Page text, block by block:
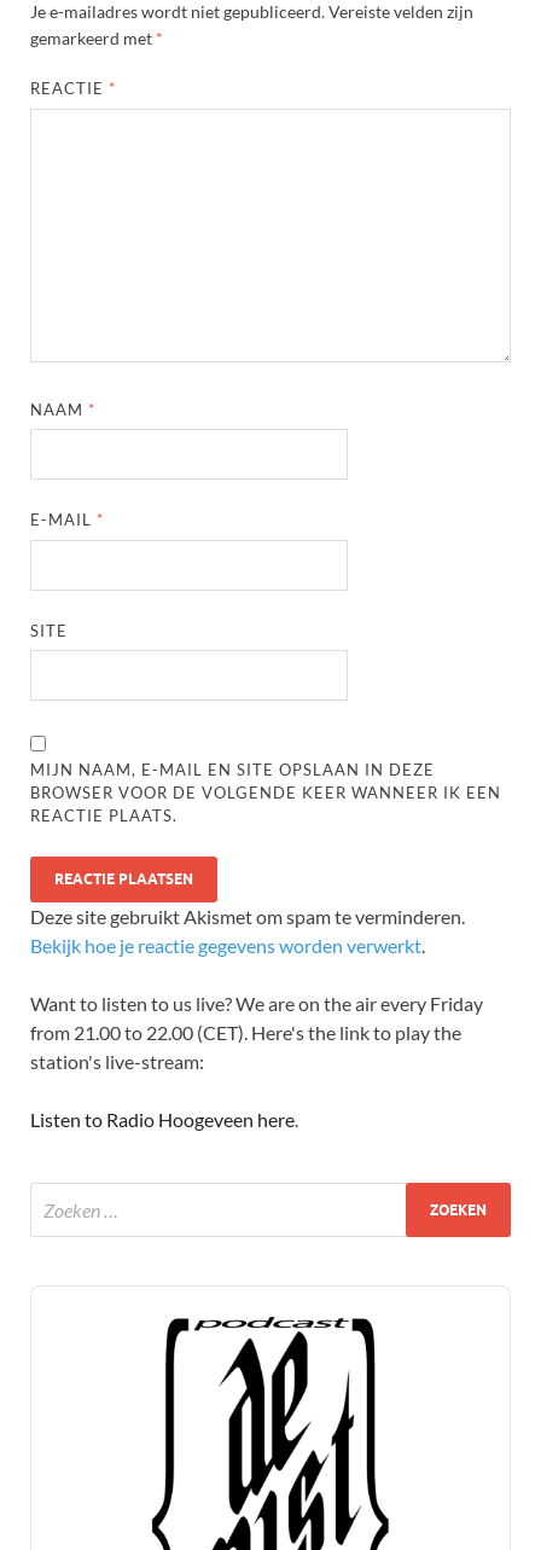
Je e-mailadres wordt niet gepubliceerd.Vereiste velden zijn
gemarkeerd met *
REACTIE *
NAAM *
E-MAIL *
SITE
MIJN NAAM, E-MAIL EN SITE OPSLAAN IN DEZE
BROWSER VOOR DE VOLGENDE KEER WANNEER IK EEN
REACTIE PLAATS.
Deze site gebruikt Akismet om spam te verminderen.
Bekijk hoe je reactie gegevens worden verwerkt.
Want to listen to us live? We are on the air every Friday
from 21.00 to 22.00 (CET). Here's the link to play the
station's live-stream:
Listen to Radio Hoogeveen here.
Audio